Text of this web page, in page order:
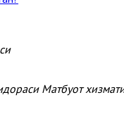
Матбуот